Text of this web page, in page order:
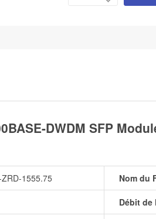
DWDM SFP
1555.75 Nom du
Débit de